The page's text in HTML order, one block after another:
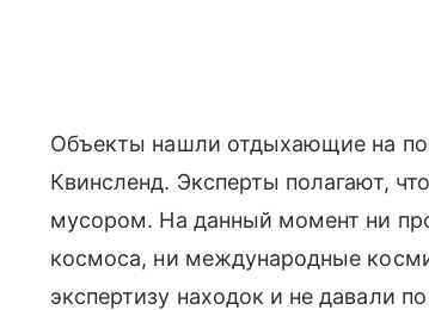
Объекты нашли отдыхающие на
Квинсленд. Эксперты полагают,
мусором. На данный момент ни
космоса, ни международные
экспертизу находок и не давали